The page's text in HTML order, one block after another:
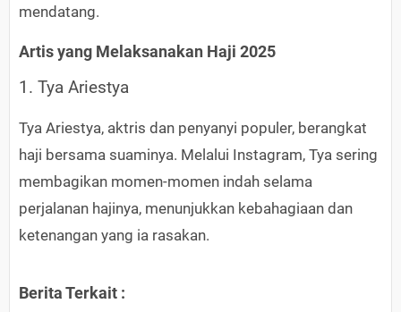
mendatang.
Artis yang Melaksanakan Haji 2025
1. Tya Ariestya
Tya Ariestya, aktris dan penyanyi populer, berangkat
haji bersama suaminya. Melalui Instagram, Tya sering
membagikan momen-momen indah selama
perjalanan hajinya, menunjukkan kebahagiaan dan
ketenangan yang ia rasakan.
Berita Terkait :